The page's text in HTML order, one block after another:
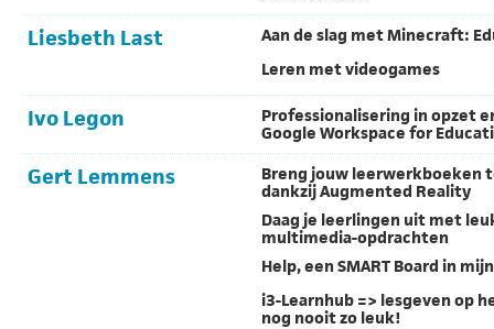
Liesbeth Last
Aan de slag met Minecraft:
Leren met videogames
Ivo Legon
Professionalisering in opzet
Google Workspace for
Gert Lemmens
Breng jouw leerwerkboeken
dankzij Augmented Reality
Daag je leerlingen uit met
multimedia-opdrachten
Help, een SMART Board in
i3-Learnhub => lesgeven op
nog nooit zo leuk!